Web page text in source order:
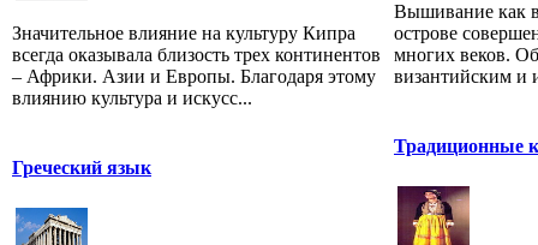
Значительное влияние на культуру Кипра
всегда оказывала близость трех континентов
– Африки. Азии и Европы. Благодаря этому
влиянию культура и искусс...
Греческий язык
Вышивание как
острове
многих веков.
византийским и
Традиционные